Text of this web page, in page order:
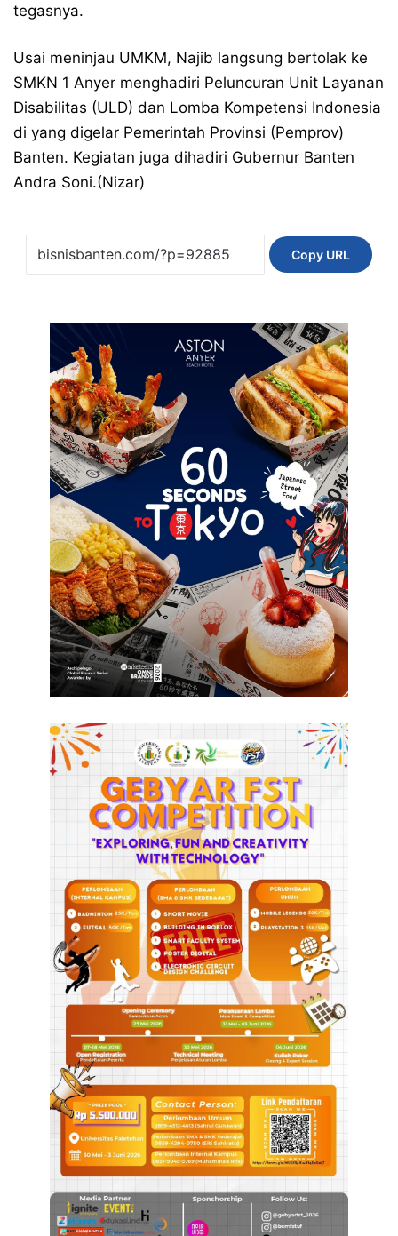
tegasnya.
Usai meninjau UMKM, Najib langsung bertolak ke
SMKN 1 Anyer menghadiri Peluncuran Unit Layanan
Disabilitas (ULD) dan Lomba Kompetensi Indonesia
di yang digelar Pemerintah Provinsi (Pemprov)
Banten. Kegiatan juga dihadiri Gubernur Banten
Andra Soni.(Nizar)
Copy URL